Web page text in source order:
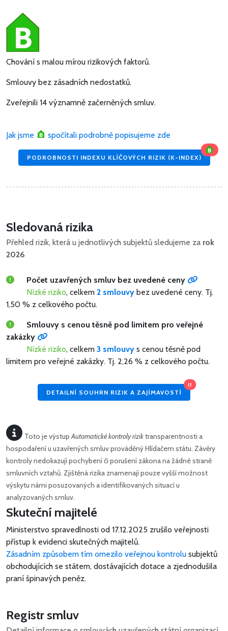
Chování s malou mírou rizikových faktorů.
Smlouvy bez zásadních nedostatků.
Zveřejnili 14 významně začerněných smluv.
Jak jsme spočítali podrobně popisujeme zde
PODROBNOSTI INDEXU KLÍČOVÝCH RIZIK (K-INDEX)
Sledovaná rizika
Přehled rizik, která u jednotlivých subjektů sledujeme za rok
2026
Počet uzavřených smluv bez uvedené ceny
Nízké riziko, celkem 2 smlouvy bez uvedené ceny. Tj.
1,50 % z celkového počtu.
Smlouvy s cenou těsně pod limitem pro veřejné
zakázky
Nízké riziko, celkem 3 smlouvy s cenou těsně pod
limitem pro veřejné zakázky. Tj. 2,26 % z celkového počtu.
DETAILNÍ SOUHRN RIZIK A ZAJÍMAVOSTÍ
!!
Toto je výstupAutomatické kontroly riziktransparentnosti a
hospodaření u uzavřených smluv prováděný Hlídačem státu. Závěry
kontroly nedokazují pochybení či porušení zákona na žádné straně
smluvních vztahů. Zjištěná rizika znamenají pouze vyšší možnost
výskytu námi posuzovaných a identifikovaných situací u
analyzovaných smluv.
Skuteční majitelé
Ministerstvo spravedlnosti od 17.12.2025 zrušilo veřejnosti
přístup k evidenci skutečných majitelů.
Zásadním způsobem tím omezilo veřejnou kontrolu subjektů
obchodujících se státem, dostávajících dotace a zjednodušila
praní špinavých peněz.
Registr smluv